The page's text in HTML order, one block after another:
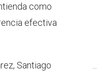
como
efectiva
Santiago